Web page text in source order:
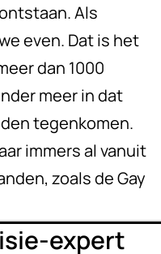
Als
even. Dat is het
dan 1000
meer in dat
tegenkomen.
immers al vanuit
zoals de Gay
expert